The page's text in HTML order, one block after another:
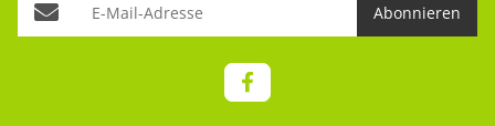
Abonnieren